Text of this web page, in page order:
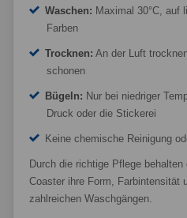
Waschen: Maximal 30°C, auf
Farben
Trocknen: An der Luft
schonen
Bügeln: Nur bei niedriger
Druck oder die Stickerei
Keine chemische Reinigung
Durch die richtige Pflege
Coaster ihre Form, Farbintensität
zahlreichen Waschgängen.